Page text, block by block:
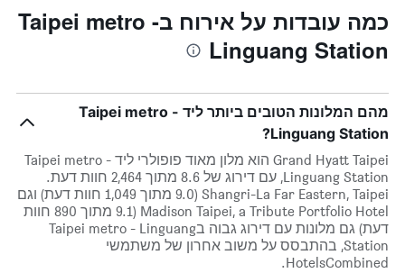
כמה עובדות על אירוח בTaipei metro -
Linguang Station
מהם המלונות הטובים ביותר ליד Taipei metro -
Linguang Station?
Grand Hyatt Taipei הוא מלון מאוד פופולרי ליד Taipei metro -
Linguang Station, עם דירוג של 8.6 מתוך 2,464 חוות דעת.
Shangri-La Far Eastern, Taipei (9.0 מתוך 1,049 חוות דעת) וגם
Madison Taipei, a Tribute Portfolio Hotel (9.1 מתוך 890 חוות
דעת) גם מלונות עם דירוג גבוה בTaipei metro - Linguang
Station, בהתבסס על משוב אחרון של משתמשי
HotelsCombined.